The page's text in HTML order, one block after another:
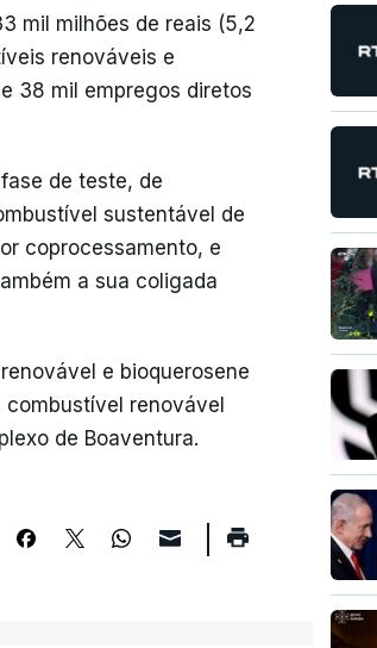
mil milhões de reais (5,2
renováveis e
38 mil empregos diretos
de teste, de
sustentável de
coprocessamento, e
a sua coligada
e bioquerosene
renovável
de Boaventura.